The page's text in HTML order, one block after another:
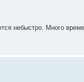
небыстро. Много